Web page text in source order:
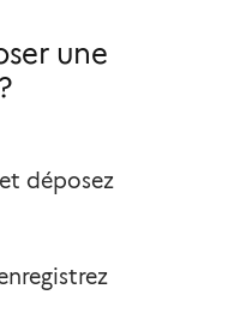
une
et déposez